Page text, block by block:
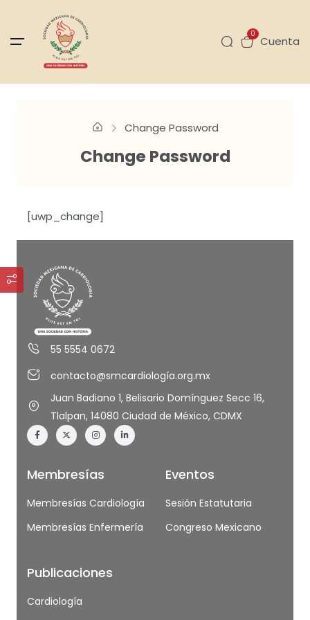
0
Cuenta
Change Password
Change Password
[uwp_change]
55 5554 0672
contacto@smcardiología.org.mx
Juan Badiano 1, Belisario Domínguez Secc 16,
Tlalpan, 14080 Ciudad de México, CDMX
Membresías
Membresías Cardiología
Membresías Enfermería
Publicaciones
Cardiología
Eventos
Sesión Estatutaria
Congreso Mexicano